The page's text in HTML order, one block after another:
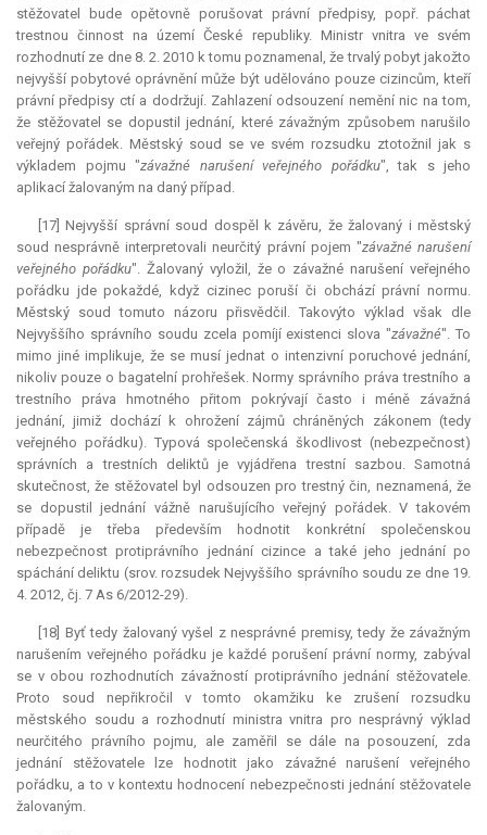
stěžovatel bude opětovně porušovat právní předpisy, popř. páchat
trestnou činnost na území České republiky. Ministr vnitra ve svém
rozhodnutí ze dne 8. 2. 2010 k tomu poznamenal, že trvalý pobyt jakožto
nejvyšší pobytové oprávnění může být udělováno pouze cizincům, kteří
právní předpisy ctí a dodržují. Zahlazení odsouzení nemění nic na tom,
že stěžovatel se dopustil jednání, které závažným způsobem narušilo
veřejný pořádek. Městský soud se ve svém rozsudku ztotožnil jak s
výkladem pojmu "závažné narušení veřejného pořádku", tak s jeho
aplikací žalovaným na daný případ.
[17] Nejvyšší správní soud dospěl k závěru, že žalovaný i městský
soud nesprávně interpretovali neurčitý právní pojem "závažné narušení
veřejného pořádku". Žalovaný vyložil, že o závažné narušení veřejného
pořádku jde pokaždé, když cizinec poruší či obchází právní normu.
Městský soud tomuto názoru přisvědčil. Takovýto výklad však dle
Nejvyššího správního soudu zcela pomíjí existenci slova "závažné". To
mimo jiné implikuje, že se musí jednat o intenzivní poruchové jednání,
nikoliv pouze o bagatelní prohřešek. Normy správního práva trestního a
trestního práva hmotného přitom pokrývají často i méně závažná
jednání, jimiž dochází k ohrožení zájmů chráněných zákonem (tedy
veřejného pořádku). Typová společenská škodlivost (nebezpečnost)
správních a trestních deliktů je vyjádřena trestní sazbou. Samotná
skutečnost, že stěžovatel byl odsouzen pro trestný čin, neznamená, že
se dopustil jednání vážně narušujícího veřejný pořádek. V takovém
případě je třeba především hodnotit konkrétní společenskou
nebezpečnost protiprávního jednání cizince a také jeho jednání po
spáchání deliktu (srov. rozsudek Nejvyššího správního soudu ze dne 19.
4. 2012, čj. 7 As 6/2012-29).
[18] Byť tedy žalovaný vyšel z nesprávné premisy, tedy že závažným
narušením veřejného pořádku je každé porušení právní normy, zabýval
se v obou rozhodnutích závažností protiprávního jednání stěžovatele.
Proto soud nepřikročil v tomto okamžiku ke zrušení rozsudku
městského soudu a rozhodnutí ministra vnitra pro nesprávný výklad
neurčitého právního pojmu, ale zaměřil se dále na posouzení, zda
jednání stěžovatele lze hodnotit jako závažné narušení veřejného
pořádku, a to v kontextu hodnocení nebezpečnosti jednání stěžovatele
žalovaným.